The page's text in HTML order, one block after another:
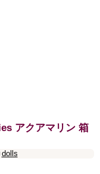
アクアマリン 箱
dolls